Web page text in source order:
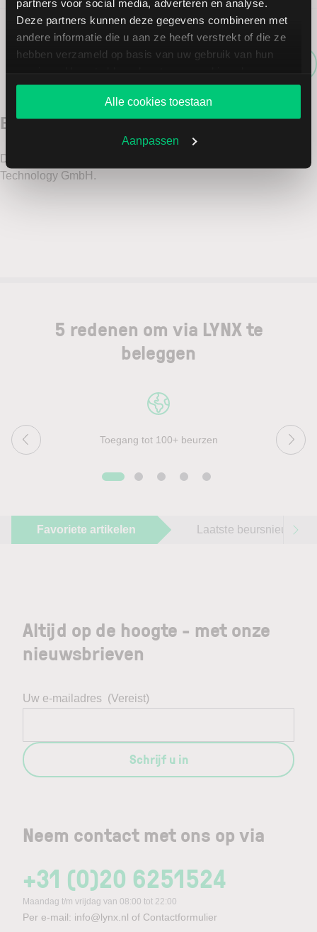
partners voor social media, adverteren en analyse.
Deze partners kunnen deze gegevens combineren met
andere informatie die u aan ze heeft verstrekt of die ze
hebben verzameld op basis van uw gebruik van hun
website blijft gebruiken.
Alle cookies toestaan
Aanpassen
Kevin Verstraete
5 redenen om via LYNX te
beleggen
Toegang tot 100+ beurzen
Favoriete artikelen Laatste beursnieuws
Neem contact met ons op via
+31 (0)20 6251524
Maandag t/m vrijdag van 08:00 tot 22:00
Per e-mail: info@lynx.nl of Contactformulier
Altijd op de hoogte - met onze
nieuwsbrieven
Uw e-mailadres (Vereist)
Schrijf u in